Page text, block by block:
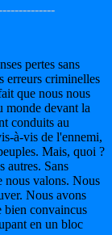
pertes sans
erreurs criminelles
que nous nous
monde devant la
conduits au
à-vis de l'ennemi,
Mais, quoi ?
autres. Sans
nous valons. Nous
Nous avons
bien convaincus
en un bloc